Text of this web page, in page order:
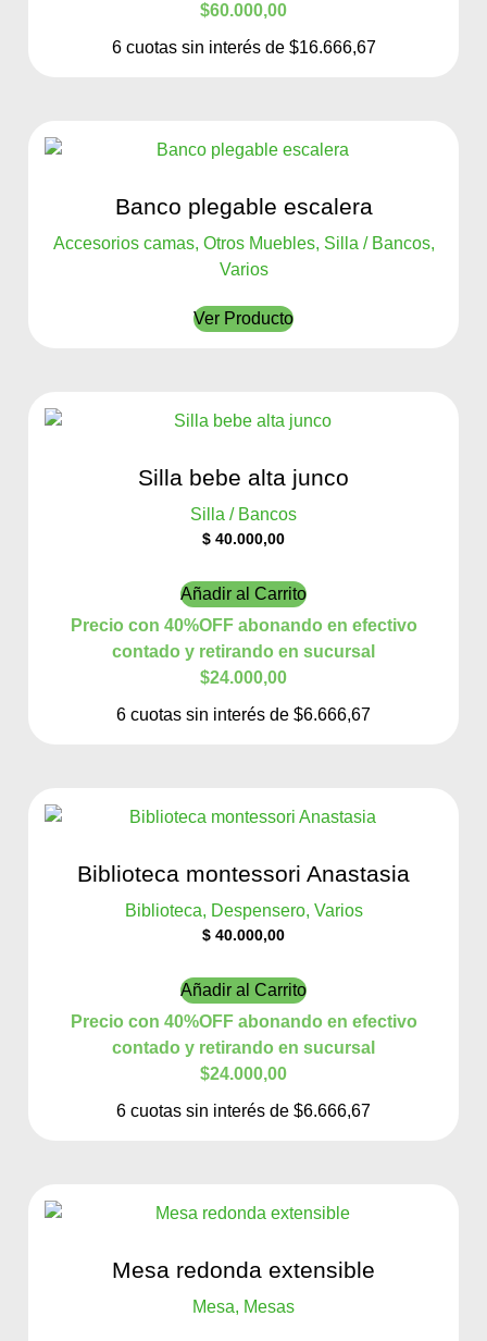
$60.000,00
6 cuotas sin interés de $16.666,67
Banco plegable escalera
Accesorios camas, Otros Muebles, Silla / Bancos,
Varios
Ver Producto
Silla bebe alta junco
Silla / Bancos
$ 40.000,00
Añadir al Carrito
Precio con 40%OFF abonando en efectivo
contado y retirando en sucursal
$24.000,00
6 cuotas sin interés de $6.666,67
Biblioteca montessori Anastasia
Biblioteca, Despensero, Varios
$ 40.000,00
Añadir al Carrito
Precio con 40%OFF abonando en efectivo
contado y retirando en sucursal
$24.000,00
6 cuotas sin interés de $6.666,67
Mesa redonda extensible
Mesa, Mesas